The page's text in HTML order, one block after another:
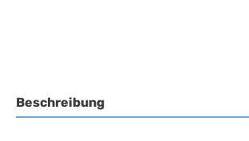
Beschreibung